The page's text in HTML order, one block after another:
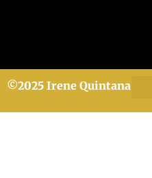
©2025 Irene Quintana